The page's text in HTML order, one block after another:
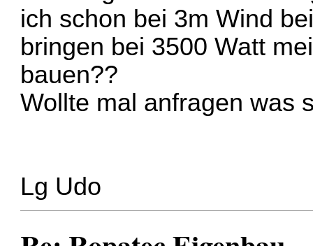
ich schon bei 3m Wind
bringen bei 3500 Watt
bauen??
Wollte mal anfragen was
Lg Udo